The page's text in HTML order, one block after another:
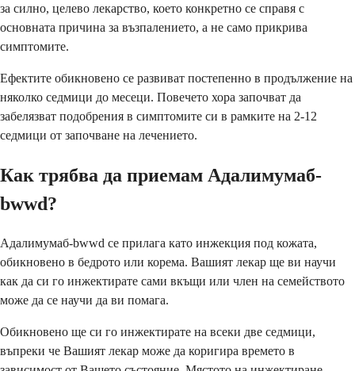
за силно, целево лекарство, което конкретно се справя с
основната причина за възпалението, а не само прикрива
симптомите.
Ефектите обикновено се развиват постепенно в продължение на
няколко седмици до месеци. Повечето хора започват да
забелязват подобрения в симптомите си в рамките на 2-12
седмици от започване на лечението.
Как трябва да приемам Адалимумаб-
bwwd?
Адалимумаб-bwwd се прилага като инжекция под кожата,
обикновено в бедрото или корема. Вашият лекар ще ви научи
как да си го инжектирате сами вкъщи или член на семейството
може да се научи да ви помага.
Обикновено ще си го инжектирате на всеки две седмици,
въпреки че Вашият лекар може да коригира времето в